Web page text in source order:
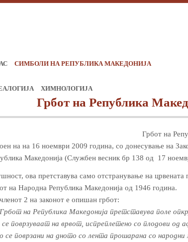
СИМБОЛИ НА РЕПУБЛИКА МАКЕДОНИЈА
ХИМНОЛОГИЈА
Грбот на Република
Грбот на
на на 16 ноември 2009 година, со донесување на
Македонија (Службен весник бр 138 од 17
ова претставува само отстранување на црвената
на Народна Република Македонија од 1946 година.
2 на законот е опишан грбот:
на Република Македонија претставува поле
се поврзуваат на врвот, испреплетено со плодови од
се поврзани на дното со лента прошарана со